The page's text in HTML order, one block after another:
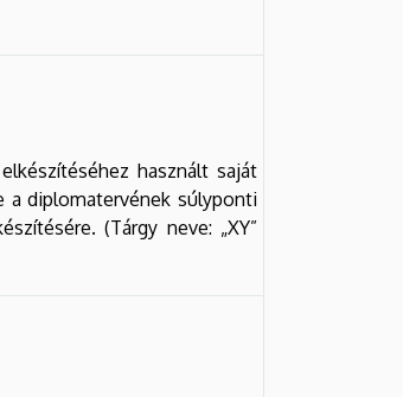
használt saját
a diplomatervének súlyponti
(Tárgy neve: „XY”